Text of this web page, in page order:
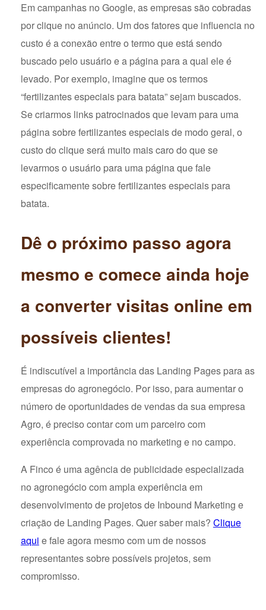
Em campanhas no Google, as empresas são cobradas
por clique no anúncio. Um dos fatores que influencia no
custo é a conexão entre o termo que está sendo
buscado pelo usuário e a página para a qual ele é
levado. Por exemplo, imagine que os termos
“fertilizantes especiais para batata” sejam buscados.
Se criarmos links patrocinados que levam para uma
página sobre fertilizantes especiais de modo geral, o
custo do clique será muito mais caro do que se
levarmos o usuário para uma página que fale
especificamente sobre fertilizantes especiais para
batata.
Dê o próximo passo agora
mesmo e comece ainda hoje
a converter visitas online em
possíveis clientes!
É indiscutível a importância das Landing Pages para as
empresas do agronegócio. Por isso, para aumentar o
número de oportunidades de vendas da sua empresa
Agro, é preciso contar com um parceiro com
experiência comprovada no marketing e no campo.
A Finco é uma agência de publicidade especializada
no agronegócio com ampla experiência em
desenvolvimento de projetos de Inbound Marketing e
criação de Landing Pages. Quer saber mais? Clique
aqui e fale agora mesmo com um de nossos
representantes sobre possíveis projetos, sem
compromisso.